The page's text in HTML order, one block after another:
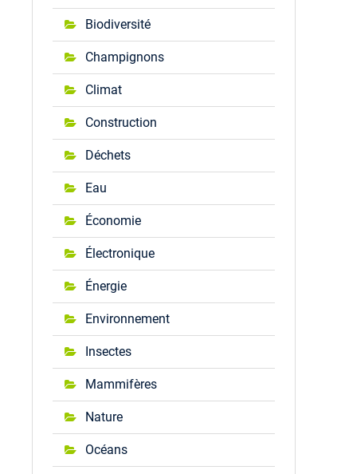
Biodiversité
Champignons
Climat
Construction
Déchets
Eau
Économie
Électronique
Énergie
Environnement
Insectes
Mammifères
Nature
Océans